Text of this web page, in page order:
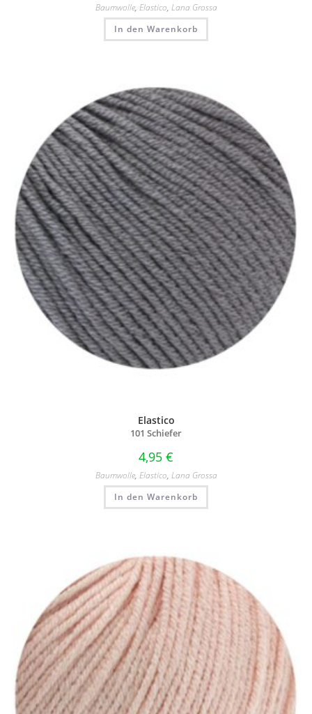
Baumwolle, Elastico, Lana Grossa
In den Warenkorb
Elastico
101 Schiefer
4,95 €
Baumwolle, Elastico, Lana Grossa
In den Warenkorb